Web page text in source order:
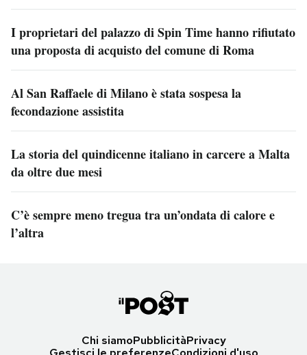
I proprietari del palazzo di Spin Time hanno rifiutato
una proposta di acquisto del comune di Roma
Al San Raffaele di Milano è stata sospesa la
fecondazione assistita
La storia del quindicenne italiano in carcere a Malta
da oltre due mesi
C’è sempre meno tregua tra un’ondata di calore e
l’altra
Chi siamoPubblicitàPrivacy